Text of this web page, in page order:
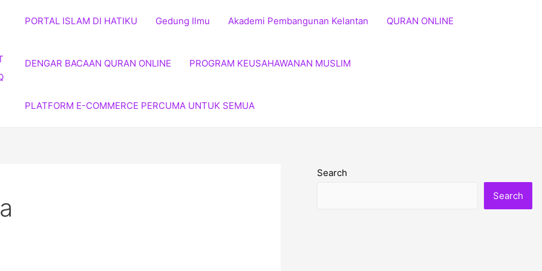
PORTAL ISLAM DI HATIKU Gedung Ilmu Akademi Pembangunan Kelantan QURAN ONLINE
DENGAR BACAAN QURAN ONLINE PROGRAM KEUSAHAWANAN MUSLIM
PLATFORM E-COMMERCE PERCUMA UNTUK SEMUA
Search
Search